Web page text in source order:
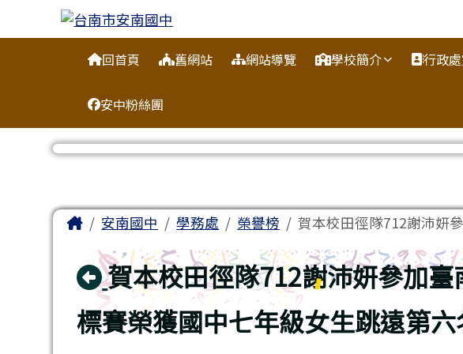
跳至主內容區
台南市安南國中
回首頁 舊網站 網站導覽 學校簡介 行政
安中粉絲團
主內容區域
Home安南國中 學務處 榮譽榜 賀本校田徑隊712謝沛妍
回上頁
賀本校田徑隊712謝沛妍參加
標賽榮獲國中七年級女生跳遠第六
頁尾區域